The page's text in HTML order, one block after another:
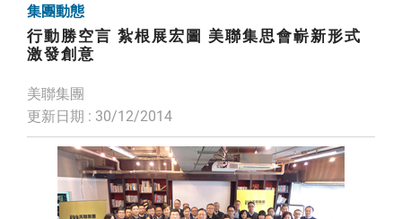
集團動態
行動勝空言 紮根展宏圖 美聯集思會嶄新形式
激發創意
美聯集團
更新日期 : 30/12/2014